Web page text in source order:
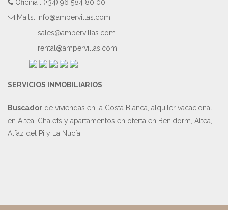
Oficina : (+34) 96 584 80 00
Mails: info@ampervillas.com
sales@ampervillas.com
rental@ampervillas.com
SERVICIOS INMOBILIARIOS
Buscador de viviendas en la Costa Blanca, alquiler vacacional
en Altea. Chalets y apartamentos en oferta en Benidorm, Altea,
Alfaz del Pi y La Nucía.